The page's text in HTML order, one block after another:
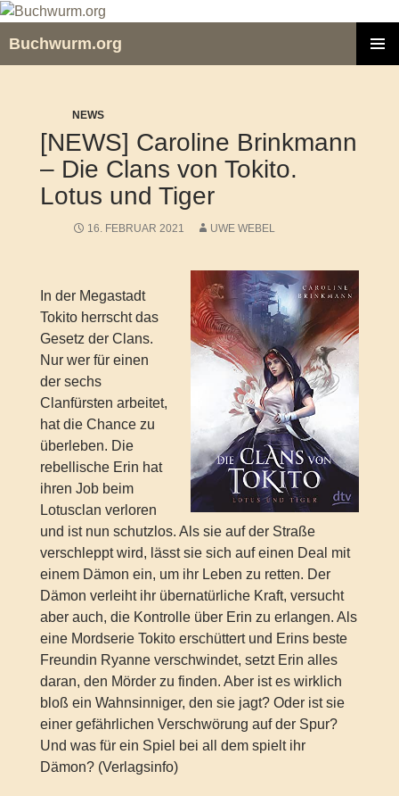
Zum
springen
Buchwurm.org
NEWS
[NEWS] Caroline Brinkmann
– Die Clans von Tokito.
Lotus und Tiger
16. FEBRUAR 2021 UWE WEBEL
In der Megastadt
Tokito herrscht das
Gesetz der Clans.
Nur wer für einen
der sechs
Clanfürsten arbeitet,
hat die Chance zu
überleben. Die
rebellische Erin hat
ihren Job beim
Lotusclan verloren
und ist nun schutzlos. Als sie auf der Straße
verschleppt wird, lässt sie sich auf einen Deal mit
einem Dämon ein, um ihr Leben zu retten. Der
Dämon verleiht ihr übernatürliche Kraft, versucht
aber auch, die Kontrolle über Erin zu erlangen. Als
eine Mordserie Tokito erschüttert und Erins beste
Freundin Ryanne verschwindet, setzt Erin alles
daran, den Mörder zu finden. Aber ist es wirklich
bloß ein Wahnsinniger, den sie jagt? Oder ist sie
einer gefährlichen Verschwörung auf der Spur?
Und was für ein Spiel bei all dem spielt ihr
Dämon? (Verlagsinfo)